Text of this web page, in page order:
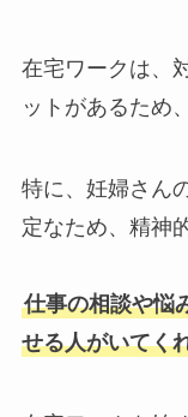
在宅ワークは、
ットがあるため、
特に、妊婦さん
定なため、精神
仕事の相談や悩
せる人がいてく